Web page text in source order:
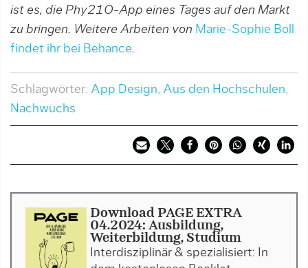
ist es, die Phy21O-App eines Tages auf den Markt
zu bringen. Weitere Arbeiten von Marie-Sophie Boll
findet ihr bei Behance.
Schlagwörter: App Design, Aus den Hochschulen,
Nachwuchs
Download PAGE EXTRA
04.2024: Ausbildung,
Weiterbildung, Studium
Interdisziplinär & spezialisiert: In